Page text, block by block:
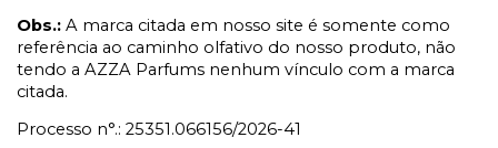
Obs.: A marca citada em nosso site é somente como
referência ao caminho olfativo do nosso produto, não
tendo a AZZA Parfums nenhum vínculo com a marca
citada.
Processo n°.: 25351.066156/2026-41